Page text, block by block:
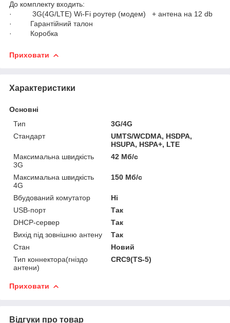
До комплекту входить:
· 3G(4G/LTE) Wi-Fi роутер (модем) + антена на 12 db
· Гарантійний талон
· Коробка
Приховати
Характеристики
Основні
Тип
3G/4G
Стандарт
UMTS/WCDMA, HSDPA,
HSUPA, HSPA+, LTE
Максимальна швидкість
3G
42 Мб/с
Максимальна швидкість
4G
150 Мб/с
Вбудований комутатор
Ні
USB-порт
Так
DHCP-сервер
Так
Вихід під зовнішню антену
Так
Стан
Новий
Тип коннектора(гніздо
антени)
CRC9(TS-5)
Приховати
Відгуки про товар